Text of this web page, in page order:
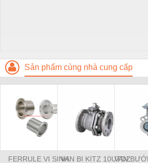
Sản phẩm cùng nhà cung cấp
FERRULE VI SINHVAN BI KITZ 10UTDZ
VAN